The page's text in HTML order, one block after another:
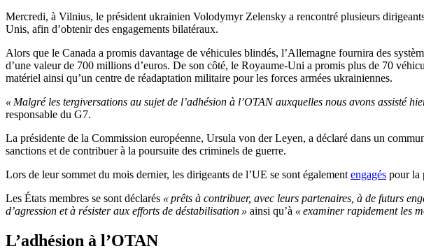
Mercredi, à Vilnius, le président ukrainien Volodymyr Zelensky a rencontré plusieurs
Unis, afin d’obtenir des engagements bilatéraux.
Alors que le Canada a promis davantage de véhicules blindés, l’Allemagne fournira des
d’une valeur de 700 millions d’euros. De son côté, le Royaume-Uni a promis plus de 70
matériel ainsi qu’un centre de réadaptation militaire pour les forces armées ukrainiennes.
« Malgré les tergiversations au sujet de l’adhésion à l’OTAN auxquelles nous avons assisté
responsable du G7.
La présidente de la Commission européenne, Ursula von der Leyen, a déclaré dans un
sanctions et de contribuer à la poursuite des criminels de guerre.
Lors de leur sommet du mois dernier, les dirigeants de l’UE se sont également engagés pour la
Les États membres se sont déclarés « prêts à contribuer, avec leurs partenaires, à de futurs
d’agression et à résister aux efforts de déstabilisation » ainsi qu’à « examiner rapidement les
L’adhésion à l’OTAN